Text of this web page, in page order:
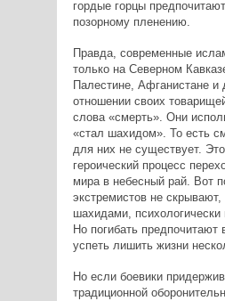
гордые горцы
позорному пленению.
Правда, современные
только на Северном
Палестине, Афганистане и
отношении своих
слова «смерть». Они
«стал шахидом». То есть
для них не существует.
героический процесс
мира в небесный рай. Вот
экстремистов не
шахидами, психологически
Но погибать предпочитают
успеть лишить жизни
Но если боевики
традиционной